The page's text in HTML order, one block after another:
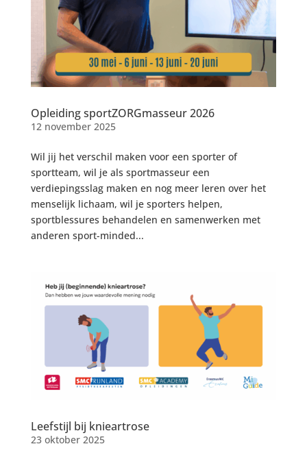
Opleiding sportZORGmasseur 2026
12 november 2025
Wil jij het verschil maken voor een sporter of
sportteam, wil je als sportmasseur een
verdiepingsslag maken en nog meer leren over het
menselijk lichaam, wil je sporters helpen,
sportblessures behandelen en samenwerken met
anderen sport-minded...
Leefstijl bij knieartrose
23 oktober 2025